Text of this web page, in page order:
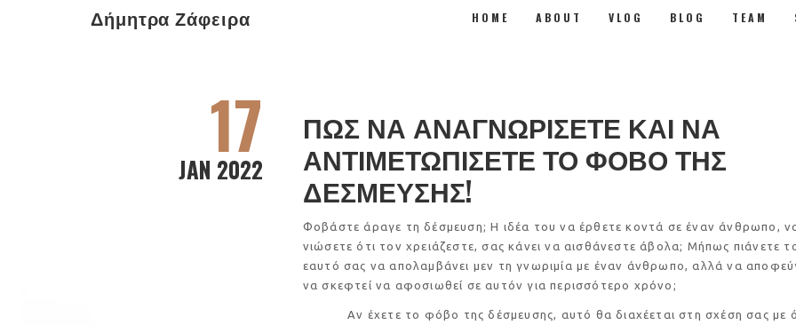
HOME ABOUT VLOG BLOG TEAM
Δήμητρα Ζάφειρα
17
JAN 2022
ΠΩΣ ΝΑ ΑΝΑΓΝΩΡΙΣΕΤΕ ΚΑΙ ΝΑ
ΑΝΤΙΜΕΤΩΠΙΣΕΤΕ ΤΟ ΦΟΒΟ ΤΗΣ
ΔΕΣΜΕΥΣΗΣ!
Φοβάστε άραγε τη δέσμευση; Η ιδέα του να έρθετε κοντά σε έναν άνθρωπο,
νιώσετε ότι τον χρειάζεστε, σας κάνει να αισθάνεστε άβολα; Μήπως πιάνετε
εαυτό σας να απολαμβάνει μεν τη γνωριμία με έναν άνθρωπο, αλλά να
να σκεφτεί να αφοσιωθεί σε αυτόν για περισσότερο χρόνο;
Αν έχετε το φόβο της δέσμευσης, αυτό θα διαχέεται στη σχέση σας με